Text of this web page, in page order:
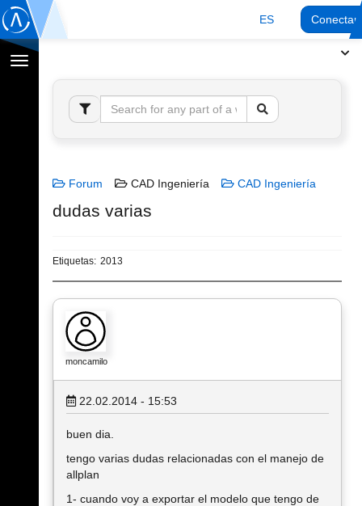
ES
Cambiar
navegación
Forum CAD Ingeniería CAD Ingeniería
dudas varias
Etiquetas: 2013
moncamilo
22.02.2014 - 15:53
buen dia.
tengo varias dudas relacionadas con el manejo de
allplan
1- cuando voy a exportar el modelo que tengo de